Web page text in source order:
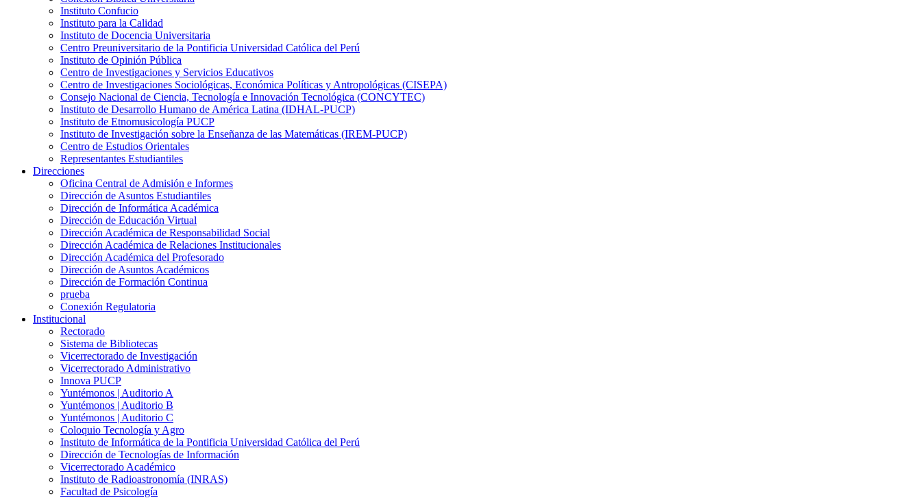
Instituto Confucio
Instituto para la Calidad
Instituto de Docencia Universitaria
Centro Preuniversitario de la Pontificia Universidad Católica del Perú
Instituto de Opinión Pública
Centro de Investigaciones y Servicios Educativos
Centro de Investigaciones Sociológicas, Económica Políticas y Antropológicas (CISEPA)
Consejo Nacional de Ciencia, Tecnología e Innovación Tecnológica (CONCYTEC)
Instituto de Desarrollo Humano de América Latina (IDHAL-PUCP)
Instituto de Etnomusicología PUCP
Instituto de Investigación sobre la Enseñanza de las Matemáticas (IREM-PUCP)
Centro de Estudios Orientales
Representantes Estudiantiles
Direcciones
Oficina Central de Admisión e Informes
Dirección de Asuntos Estudiantiles
Dirección de Informática Académica
Dirección de Educación Virtual
Dirección Académica de Responsabilidad Social
Dirección Académica de Relaciones Institucionales
Dirección Académica del Profesorado
Dirección de Asuntos Académicos
Dirección de Formación Continua
prueba
Conexión Regulatoria
Institucional
Rectorado
Sistema de Bibliotecas
Vicerrectorado de Investigación
Vicerrectorado Administrativo
Innova PUCP
Yuntémonos | Auditorio A
Yuntémonos | Auditorio B
Yuntémonos | Auditorio C
Coloquio Tecnología y Agro
Instituto de Informática de la Pontificia Universidad Católica del Perú
Dirección de Tecnologías de Información
Vicerrectorado Académico
Instituto de Radioastronomía (INRAS)
Facultad de Psicología